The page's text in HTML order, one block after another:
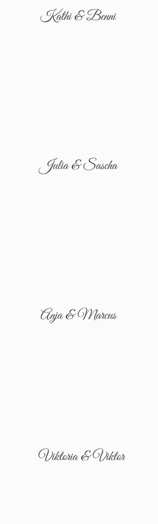
Kathi & Benni
Julia & Sascha
Anja & Marcus
Viktoria & Viktor